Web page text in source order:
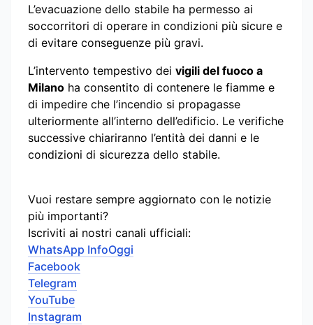
L’evacuazione dello stabile ha permesso ai
soccorritori di operare in condizioni più sicure e
di evitare conseguenze più gravi.
L’intervento tempestivo dei vigili del fuoco a
Milano ha consentito di contenere le fiamme e
di impedire che l’incendio si propagasse
ulteriormente all’interno dell’edificio. Le verifiche
successive chiariranno l’entità dei danni e le
condizioni di sicurezza dello stabile.
Vuoi restare sempre aggiornato con le notizie
più importanti?
Iscriviti ai nostri canali ufficiali:
WhatsApp InfoOggi
Facebook
Telegram
YouTube
Instagram